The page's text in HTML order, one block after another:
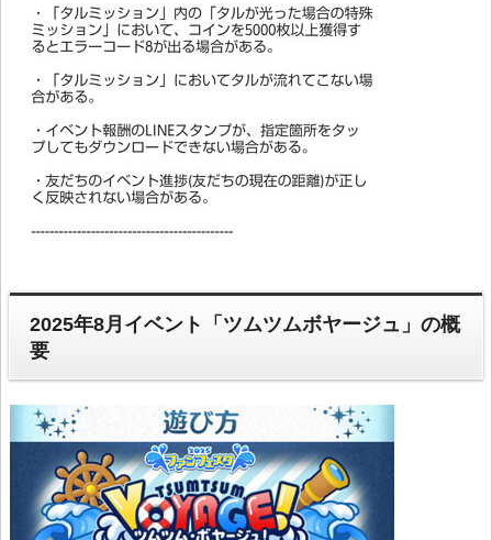
2025年8月イベント「ツムツムボヤージュ」の概
要